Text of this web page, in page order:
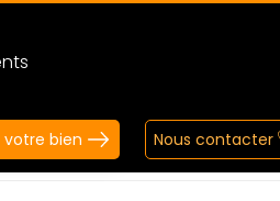
votre bien Nous contacter